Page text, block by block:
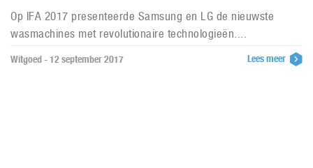
Op IFA 2017 presenteerde Samsung en LG de nieuwste
wasmachines met revolutionaire technologieën....
Witgoed - 12 september 2017 Lees meer